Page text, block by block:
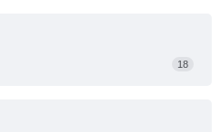
18